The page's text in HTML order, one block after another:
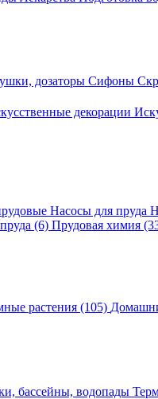
дозаторы Сифоны
декорации
Насосы для пруда
(6) Прудовая химия
растения (105)
бассейны, водопады